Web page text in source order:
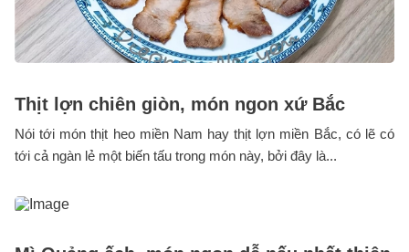
Thịt lợn chiên giòn, món ngon xứ Bắc
Nói tới món thịt heo miền Nam hay thịt lợn miền Bắc, có lẽ có
tới cả ngàn lẻ một biến tấu trong món này, bởi đây là...